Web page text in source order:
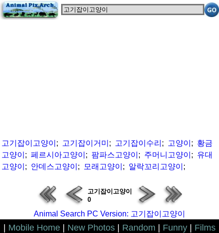
고기잡이고양이 ; 고기잡이거미 ; 고기잡이수리 ; 고양이 ; 황금
고양이 ; 페르시아고양이 ; 팜파스고양이 ; 주머니고양이 ; 유대
고양이 ; 안데스고양이 ; 모래고양이 ; 알락꼬리고양이 ;
고기잡이고양이
0
Animal Search PC Version: 고기잡이고양이
Mobile Home New Photos Random Funny
Films